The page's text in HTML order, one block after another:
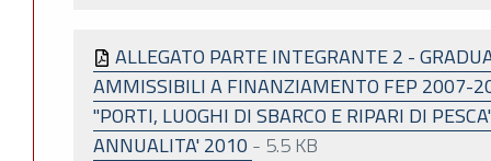
ALLEGATO PARTE INTEGRANTE 2 -
AMMISSIBILI A FINANZIAMENTO FEP 2007-
"PORTI, LUOGHI DI SBARCO E RIPARI DI
ANNUALITA' 2010 - 5.5 KB